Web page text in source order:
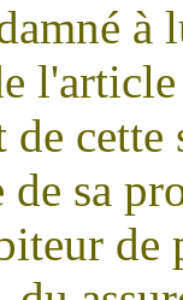
à
de
de sa